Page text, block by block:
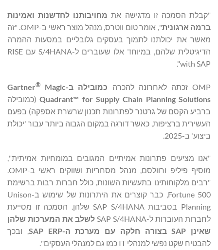
"קבלת הסמכה זו מדגישה את מחויבותנו לחדשנות ואמינות
ברמה ארגונית
", אומר טום ווטרס, מנהל מוצר ראשי ב-OMP. "זה
מאשר את יכולתנו לתמוך בעסקים גלובליים במסעות ההמרה
הדיגיטלית שלהם, במיוחד אלו שעוברים ל-S/4HANA עם RISE
with SAP".
OMP זכתה לאחרונה להכרה כמובילה ב- Gartner® Magic
Quadrant™ for Supply Chain Planning Solutions(כמובילה
ברביע הקסם של גרטנר לפתרונות תכנון שרשרת אספקה) בפעם
העשירית ברציפות, כאשר דורגה במקום הגבוה ביותר עבור 'יכולת
ביצוע' ב-2025.
"אנו מציעים פתרונות אמיתיים המגובים במומחיות אמיתית",
מוסיף פיליפ ורוולסם, מנהל מסחריות ושווקים ראשי ב-OMP.
"רבים מלקוחותינו בתעשיות השונות, כולל חברות רבות ברשימת
Fortune 500, כבר קוצרים את היתרונות של שימוש ב-Unison
Planning בסביבות SAP S/4HANA שלהן. הסמכה זו מסייעת
לחברות העוברות ל-SAP S/4HANA
לשלב את המערכות שלהן
שאינן SAPבצורה חלקה עם מערכת ה-SAP ERP, ובכך
להבטיח שקט נפשי למנהלי IT כמו גם למנהלי העסקים".